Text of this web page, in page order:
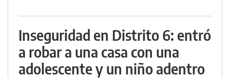
Inseguridad en Distrito 6: entró
a robar a una casa con una
adolescente y un niño adentro